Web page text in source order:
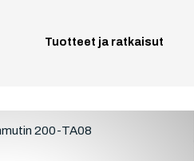
Tuotteet ja ratkaisut